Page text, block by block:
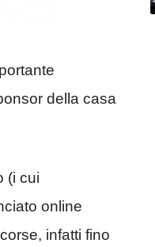
della casa
(i cui
online
infatti fino